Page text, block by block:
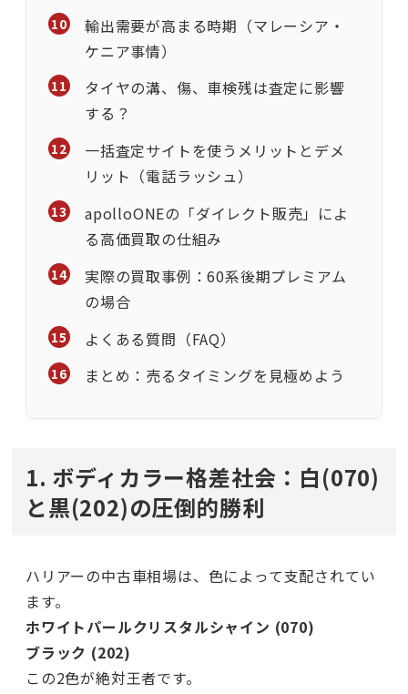
輸出需要が高まる時期（マレーシア・
ケニア事情）
タイヤの溝、傷、車検残は査定に影響
する？
一括査定サイトを使うメリットとデメ
リット（電話ラッシュ）
apolloONEの「ダイレクト販売」によ
る高価買取の仕組み
実際の買取事例：60系後期プレミアム
の場合
よくある質問（FAQ）
まとめ：売るタイミングを見極めよう
1. ボディカラー格差社会：白(070)
と黒(202)の圧倒的勝利
ハリアーの中古車相場は、色によって支配されてい
ます。
ホワイトパールクリスタルシャイン (070)
ブラック (202)
この2色が絶対王者です。